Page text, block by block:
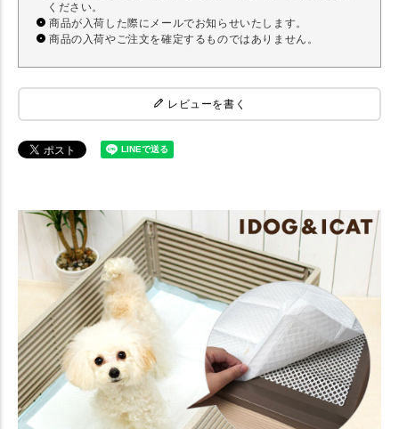
ください。
商品が入荷した際にメールでお知らせいたします。
商品の入荷やご注文を確定するものではありません。
レビューを書く